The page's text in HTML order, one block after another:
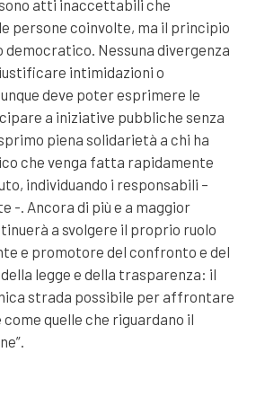
atti inaccettabili che
persone coinvolte, ma il principio
Nessuna divergenza
intimidazioni o
deve poter esprimere le
a iniziative pubbliche senza
piena solidarietà a chi ha
che venga fatta rapidamente
individuando i responsabili –
-. Ancora di più e a maggior
a svolgere il proprio ruolo
e promotore del confronto e del
legge e della trasparenza: il
strada possibile per affrontare
quelle che riguardano il